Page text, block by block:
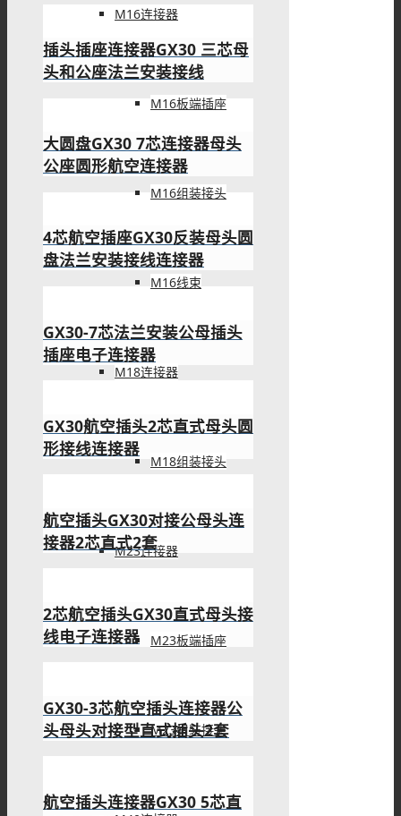
M16连接器
M16板端插座
M16组装接头
M16线束
M18连接器
M18组装接头
M23连接器
M23板端插座
M23组装接头
插头插座连接器GX30 三芯母
头和公座法兰安装接线
大圆盘GX30 7芯连接器母头
公座圆形航空连接器
4芯航空插座GX30反装母头圆
盘法兰安装接线连接器
GX30-7芯法兰安装公母插头
插座电子连接器
GX30航空插头2芯直式母头圆
形接线连接器
航空插头GX30对接公母头连
接器2芯直式2套
2芯航空插头GX30直式母头接
线电子连接器
GX30-3芯航空插头连接器公
头母头对接型直式插头2套
航空插头连接器GX30 5芯直